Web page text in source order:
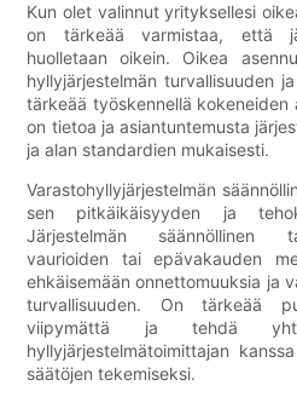
Kun olet valinnut yrityksellesi
on tärkeää varmistaa, että
huolletaan oikein. Oikea
hyllyjärjestelmän turvallisuuden
tärkeää työskennellä kokeneiden
on tietoa ja asiantuntemusta
ja alan standardien mukaisesti.
Varastohyllyjärjestelmän
sen pitkäikäisyyden ja
Järjestelmän säännöllinen
vaurioiden tai epävakauden
ehkäisemään onnettomuuksia ja
turvallisuuden. On tärkeää
viipymättä ja tehdä
hyllyjärjestelmätoimittajan
säätöjen tekemiseksi.